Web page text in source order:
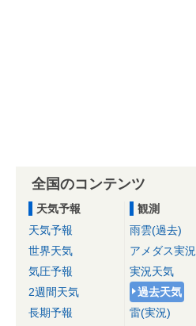
全国のコンテンツ
天気予報
天気予報
世界天気
気圧予報
2週間天気
長期予報
観測
雨雲(過去)
アメダス実況
実況天気
過去天気
雷(実況)